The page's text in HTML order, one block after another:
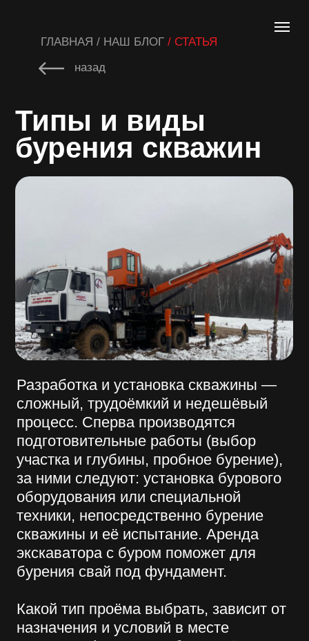
назад
бурения скважин
Разработка и установка скважины —
сложный, трудоёмкий и недешёвый
процесс. Сперва производятся
подготовительные работы (выбор
участка и глубины, пробное бурение),
за ними следуют: установка бурового
оборудования или специальной
скважины и её испытание. Аренда
экскаватора с буром поможет для
бурения свай под фундамент.
Какой тип проёма выбрать, зависит от
назначения и условий в месте
установки (нужная глубина, твёрдость
породы, строение геологического
разреза).
Различают такие основные типы
скважин:
на воду (на песок, артезианские и
промышленные);
анкерные свайные;
БУРЕНИЕ СКВАЖИН НА ВОДУ